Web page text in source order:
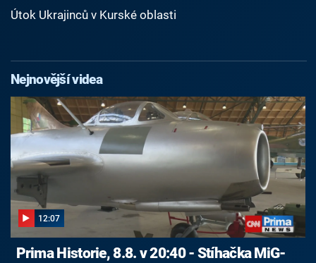
Útok Ukrajinců v Kurské oblasti
Nejnovější videa
12:07
Prima Historie, 8.8. v 20:40 - Stíhačka MiG-